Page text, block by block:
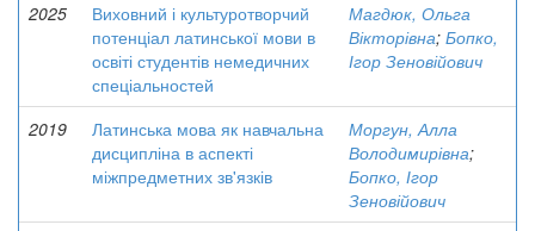
2025
Виховний і культуротворчий
потенціал латинської мови в
освіті студентів немедичних
спеціальностей
Магдюк, Ольга
Вікторівна; Бопко,
Ігор Зеновійович
2019
Латинська мова як навчальна
дисципліна в аспекті
міжпредметних зв'язків
Моргун, Алла
Володимирівна;
Бопко, Ігор
Зеновійович